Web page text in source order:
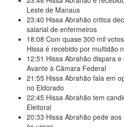
Leste de Manaus
23:40 Hissa Abrahão critica
salarial de enfermeiros
18:08 Com quase 300 mil
Hissa é recebido por multidão
12:51 Hissa Abrahão dispara
Avante à Câmara Federal
21:55 Hissa Abrahão fala em
no Eldorado
22:45 Hissa Abrahão tem
Eleitoral
20:33 Hissa Abrahão pede